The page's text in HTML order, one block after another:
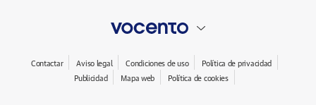
Contactar Aviso legal Condiciones de uso
Política de privacidad
Publicidad
Mapa web Política de cookies